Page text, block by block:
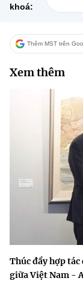
khoá:
Thêm MST trên
Xem thêm
Thúc đẩy hợp
giữa Việt Nam -